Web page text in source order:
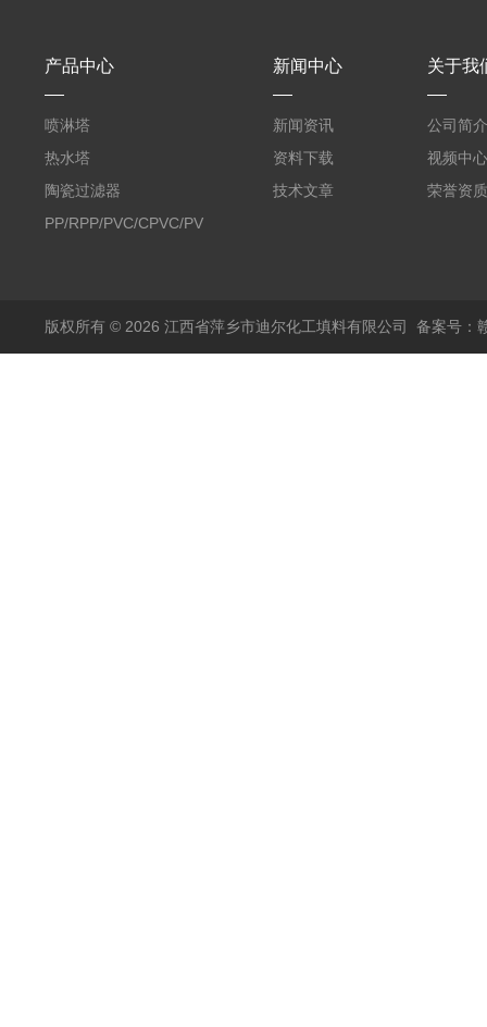
产品中心
喷淋塔
热水塔
陶瓷过滤器
PP/RPP/PVC/CPVC/PVDF
新闻中心
新闻资讯
资料下载
技术文章
关于我
公司简介
视频中心
荣誉资质
版权所有 © 2026 江西省萍乡市迪尔化工填料有限公司 备案号：